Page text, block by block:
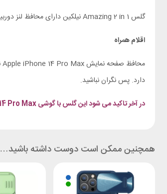
گلس Amazing 2 in 1 نیلکین دارای محافظ لنز دوربین نیز است. این محافظ لنز دوربین گوشی شما را پوشش می دهد تا در برابر خط و خش مقاوم باشد. شفافیت آن بسیار بالاس و از کیفیت تصاویر دریافتی کم نمی کند.
اقلام همراه
دارد. پس نگران نباشید.
در آخر تاکید می شود این گلس با گوشی iPhone 14 Pro Max سازگار است.
همچنین ممکن است دوست داشته باشید…